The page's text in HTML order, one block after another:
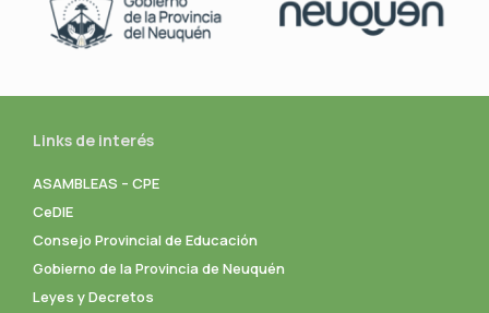
Links de interés
ASAMBLEAS – CPE
CeDIE
Consejo Provincial de Educación
Gobierno de la Provincia de Neuquén
Leyes y Decretos